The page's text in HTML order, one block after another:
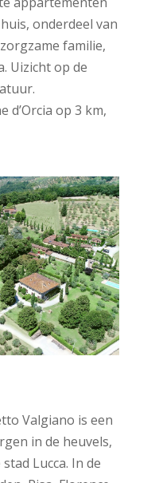
onderdeel van
familie,
Uizicht op de
d’Orcia op 3 km,
Valgiano is een
in de heuvels,
Lucca. In de